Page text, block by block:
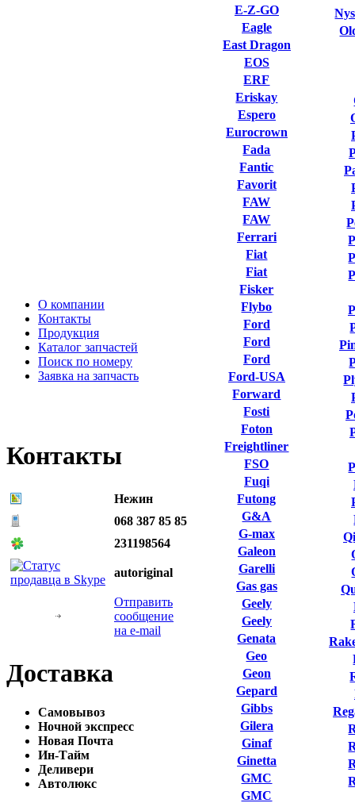
О компании
Контакты
Продукция
Каталог запчастей
Поиск по номеру
Заявка на запчасть
Контакты
Нежин
068 387 85 85
231198564
autoriginal
Отправить
сообщение
на e-mail
Доставка
Самовывоз
Ночной экспресс
Новая Почта
Ин-Тайм
Деливери
Автолюкс
E-Z-GO
Eagle
East Dragon
EOS
ERF
Eriskay
Espero
Eurocrown
Fada
Fantic
Favorit
FAW
FAW
Ferrari
Fiat
Fiat
Fisker
Flybo
Ford
Ford
Ford
Ford-USA
Forward
Fosti
Foton
Freightliner
FSO
Fuqi
Futong
G&A
G-max
Galeon
Garelli
Gas gas
Geely
Geely
Genata
Geo
Geon
Gepard
Gibbs
Gilera
Ginaf
Ginetta
GMC
GMC